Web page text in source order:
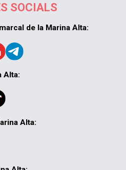
SOCIALS
de la Marina Alta:
Alta:
Alta: